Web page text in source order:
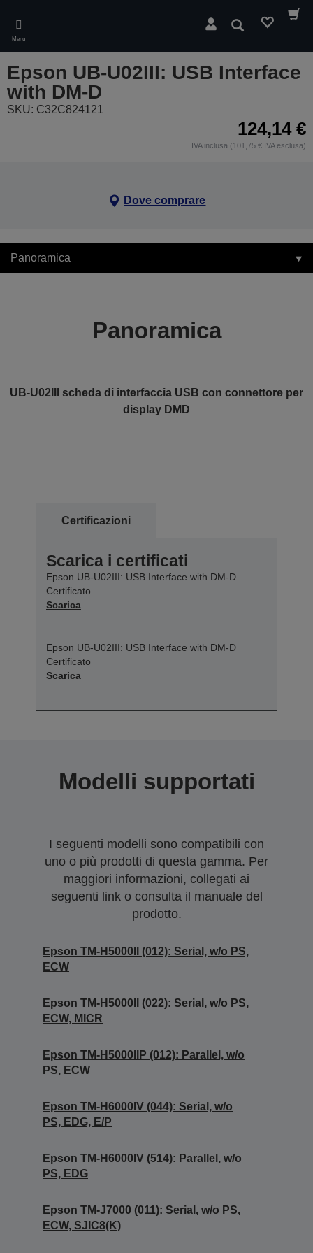
main
content
Menu
Cerca
Epson UB-U02III: USB Interface
with DM-D
SKU: C32C824121
124,14 €
IVA inclusa (101,75 € IVA esclusa)
Dove comprare
Panoramica
Panoramica
UB-U02III scheda di interfaccia USB con connettore per
display DMD
Certificazioni
Scarica i certificati
Epson UB-U02III: USB Interface with DM-D
Certificato
Scarica
Epson UB-U02III: USB Interface with DM-D
Certificato
Scarica
Modelli supportati
I seguenti modelli sono compatibili con
uno o più prodotti di questa gamma. Per
maggiori informazioni, collegati ai
seguenti link o consulta il manuale del
prodotto.
Epson TM-H5000II (012): Serial, w/o PS,
ECW
Epson TM-H5000II (022): Serial, w/o PS,
ECW, MICR
Epson TM-H5000IIP (012): Parallel, w/o
PS, ECW
Epson TM-H6000IV (044): Serial, w/o
PS, EDG, E/P
Epson TM-H6000IV (514): Parallel, w/o
PS, EDG
Epson TM-J7000 (011): Serial, w/o PS,
ECW, SJIC8(K)